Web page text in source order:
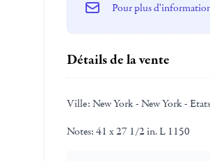
Pour plus
Détails de la vente
Ville: New York - New York -
Notes: 41 x 27 1/2 in. L 1150